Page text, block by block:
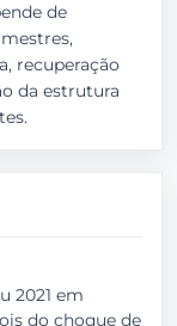
de
recuperação
da estrutura
2021 em
do choque de